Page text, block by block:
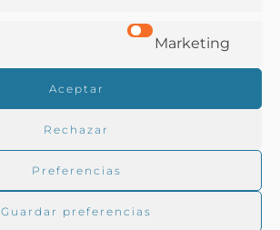
Marketing
Aceptar
Rechazar
Preferencias
Guardar preferencias